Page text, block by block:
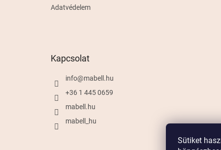
Sütiket
Adatvédelem
Kapcsolat
info@mabell.hu
+36 1 445 0659
mabell.hu
mabell_hu